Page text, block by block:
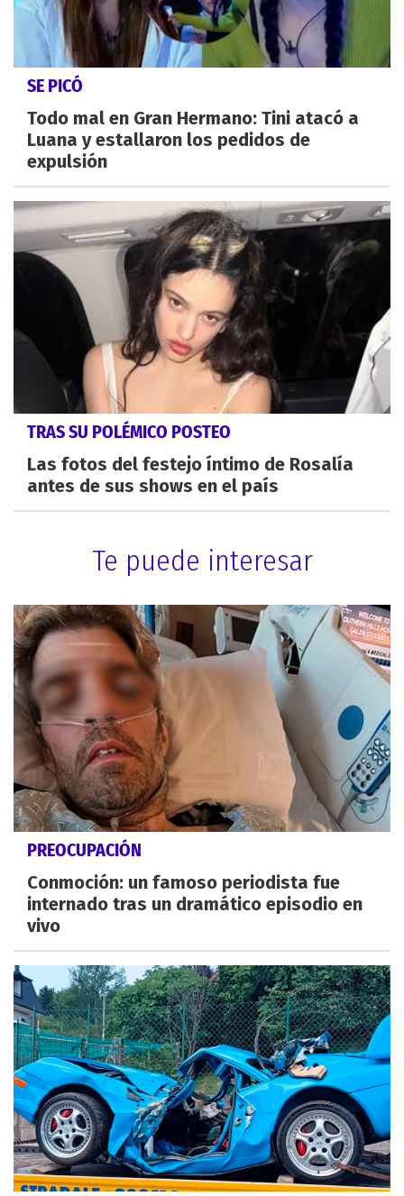
SE PICÓ
Todo mal en Gran Hermano: Tini atacó a
Luana y estallaron los pedidos de
expulsión
TRAS SU POLÉMICO POSTEO
Las fotos del festejo íntimo de Rosalía
antes de sus shows en el país
Te puede interesar
PREOCUPACIÓN
Conmoción: un famoso periodista fue
internado tras un dramático episodio en
vivo